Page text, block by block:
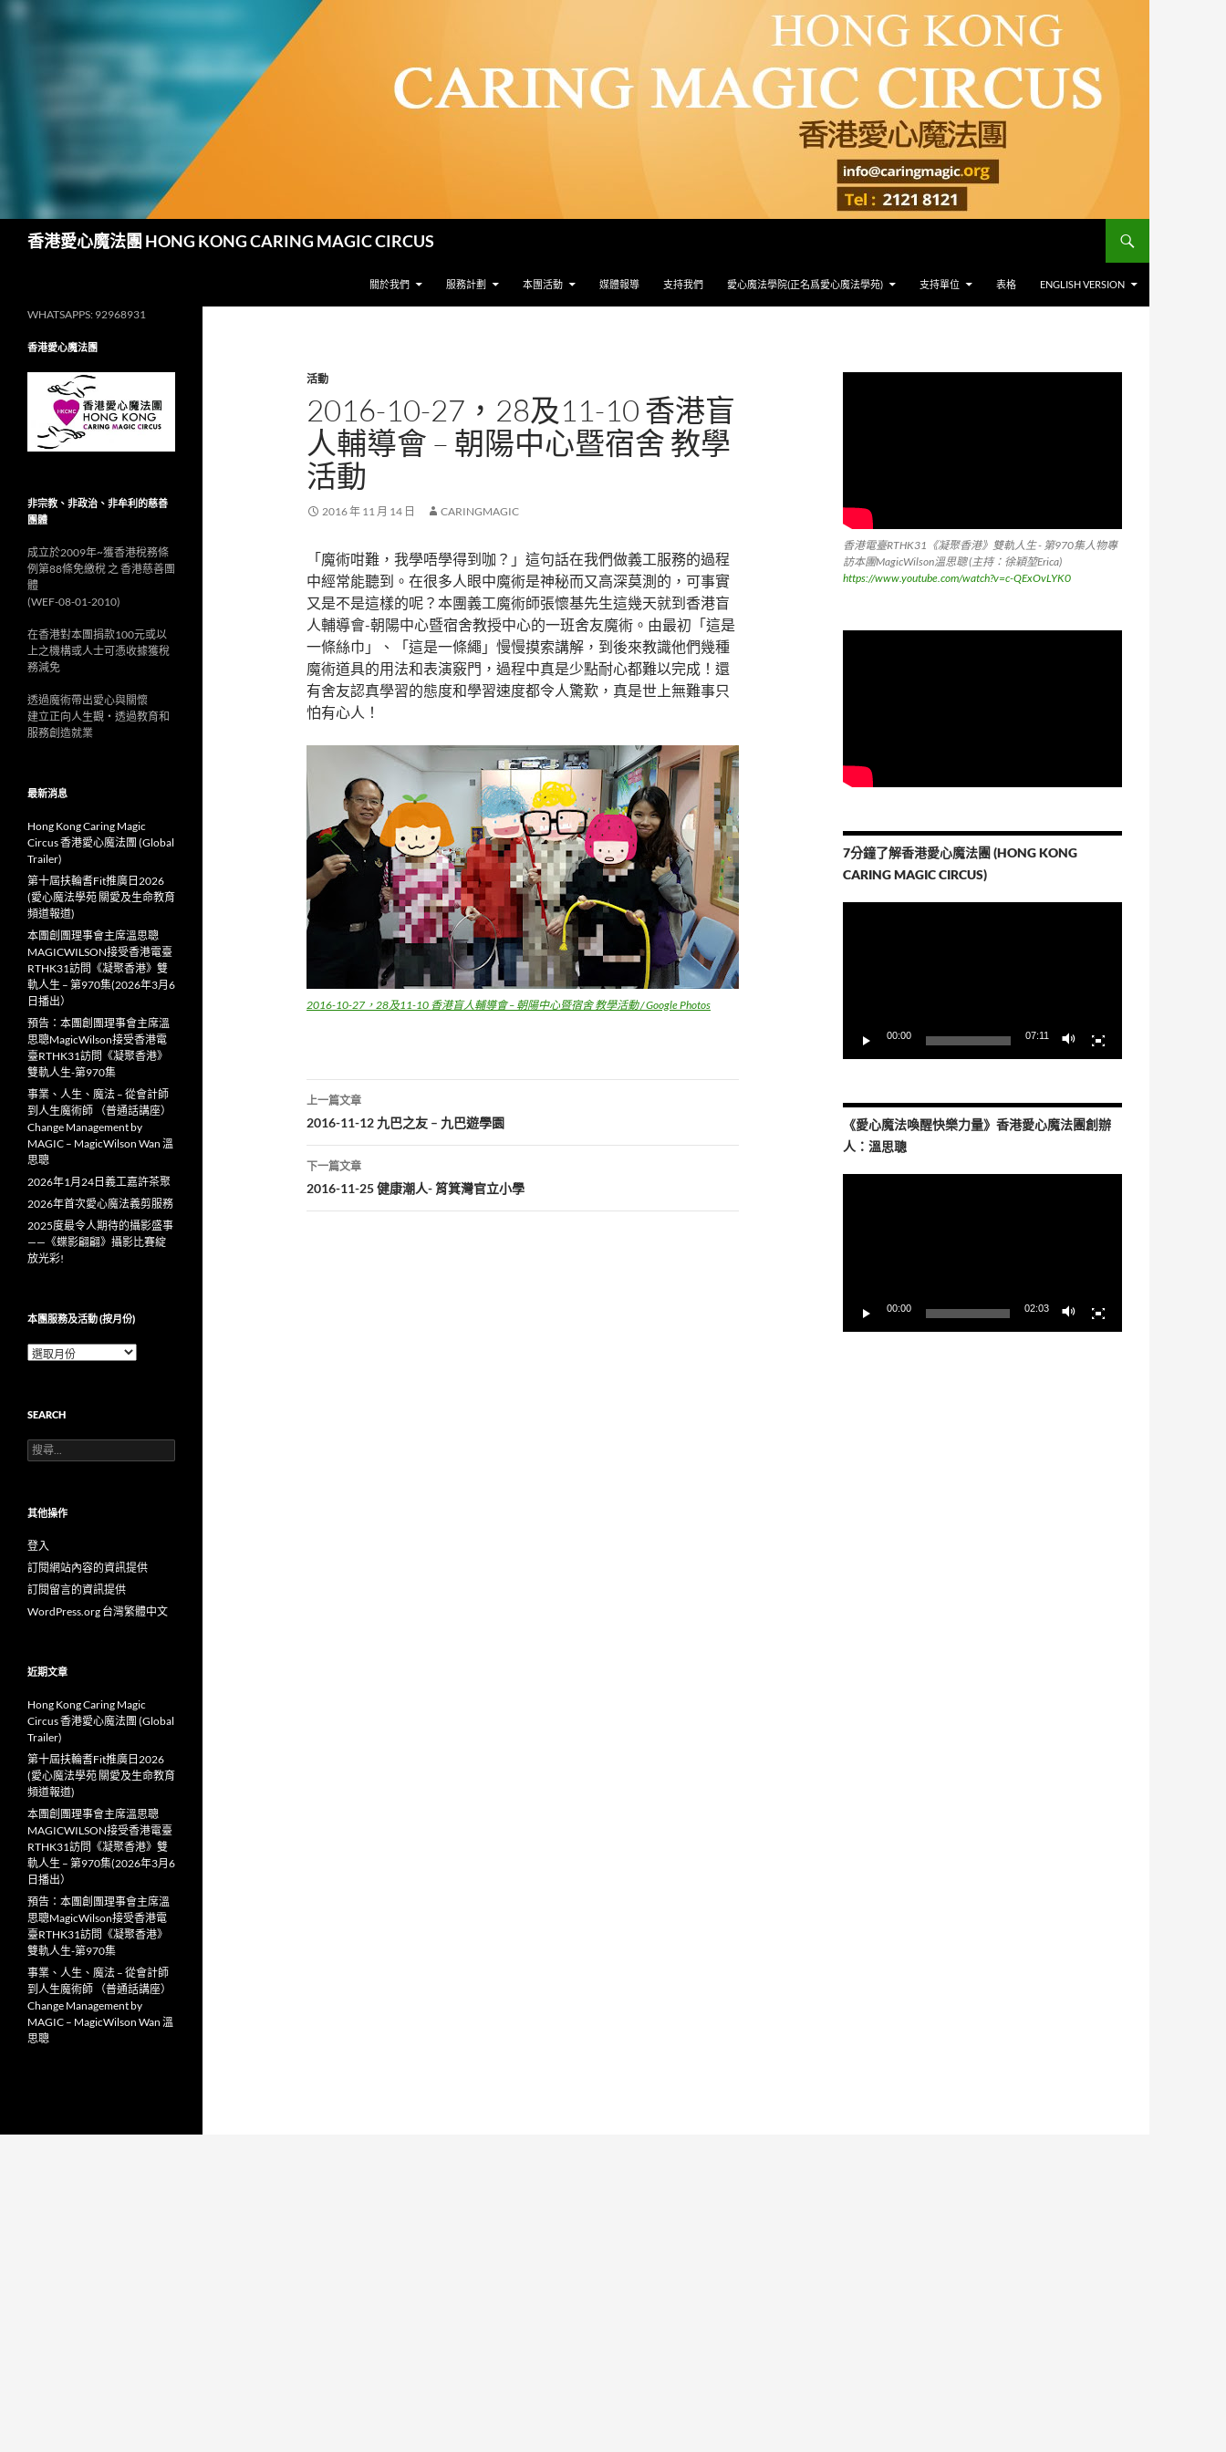
香港愛心魔法團 HONG KONG CARING MAGIC CIRCUS
關於我們 服務計劃 本團活動 媒體報導 支持我們 愛心魔法學院(正名爲愛心魔法學苑) 支持單位 表格 ENGLISH VERSION
活動
2016-10-27，28及11-10 香港盲
人輔導會 – 朝陽中心暨宿舍 教學
活動
2016 年 11 月 14 日 CARINGMAGIC
「魔術咁難，我學唔學得到咖？」這句話在我們做義工服務的過程
中經常能聽到。在很多人眼中魔術是神秘而又高深莫測的，可事實
又是不是這樣的呢？本團義工魔術師張懷基先生這幾天就到香港盲
人輔導會-朝陽中心暨宿舍教授中心的一班舍友魔術。由最初「這是
一條絲巾」、「這是一條繩」慢慢摸索講解，到後來教識他們幾種
魔術道具的用法和表演竅門，過程中真是少點耐心都難以完成！還
有舍友認真學習的態度和學習速度都令人驚歎，真是世上無難事只
怕有心人！
2016-10-27，28及11-10 香港盲人輔導會 – 朝陽中心暨宿舍 教學活動 / Google Photos
文
章
導
覽
上一篇文章
2016-11-12 九巴之友 – 九巴遊學園
下一篇文章
2016-11-25 健康潮人- 筲箕灣官立小學
香港電臺RTHK31《凝聚香港》雙軌人生 - 第970集人物專
訪本團MagicWilson溫思聰 (主持：徐穎堃Erica)
https://www.youtube.com/watch?v=c-QExOvLYK0
7分鐘了解香港愛心魔法團 (HONG KONG
CARING MAGIC CIRCUS)
00:00 07:11
《愛心魔法喚醒快樂力量》香港愛心魔法團創辦
人：溫思聰
00:00 02:03
WHATSAPPS: 92968931
香港愛心魔法團
非宗教、非政治、非牟利的慈善
團體
成立於2009年~獲香港稅務條
例第88條免繳稅 之 香港慈善團
體
(WEF-08-01-2010)
在香港對本團捐款100元或以
上之機構或人士可憑收據獲稅
務減免
透過魔術帶出愛心與關懷
建立正向人生觀‧透過教育和
服務創造就業
最新消息
Hong Kong Caring Magic
Circus 香港愛心魔法團 (Global
Trailer)
第十屆扶輪耆Fit推廣日2026
(愛心魔法學苑 關愛及生命教育
頻道報道)
本團創團理事會主席溫思聰
MAGICWILSON接受香港電臺
RTHK31訪問《凝聚香港》雙
軌人生 – 第970集(2026年3月6
日播出）
預告：本團創團理事會主席溫
思聰MagicWilson接受香港電
臺RTHK31訪問《凝聚香港》
雙軌人生-第970集
事業、人生、魔法 – 從會計師
到人生魔術師 （普通話講座）
Change Management by
MAGIC – MagicWilson Wan 溫
思聰
2026年1月24日義工嘉許茶聚
2026年首次愛心魔法義剪服務
2025度最令人期待的攝影盛事
——《蝶影翩翩》攝影比賽綻
放光彩!
本團服務及活動 (按月份)
本
及
動
(按
SEARCH
搜
尋
字:
其他操作
登入
訂閱網站內容的資訊提供
訂閱留言的資訊提供
WordPress.org 台灣繁體中文
近期文章
Hong Kong Caring Magic
Circus 香港愛心魔法團 (Global
Trailer)
第十屆扶輪耆Fit推廣日2026
(愛心魔法學苑 關愛及生命教育
頻道報道)
本團創團理事會主席溫思聰
MAGICWILSON接受香港電臺
RTHK31訪問《凝聚香港》雙
軌人生 – 第970集(2026年3月6
日播出）
預告：本團創團理事會主席溫
思聰MagicWilson接受香港電
臺RTHK31訪問《凝聚香港》
雙軌人生-第970集
事業、人生、魔法 – 從會計師
到人生魔術師 （普通話講座）
Change Management by
MAGIC – MagicWilson Wan 溫
思聰